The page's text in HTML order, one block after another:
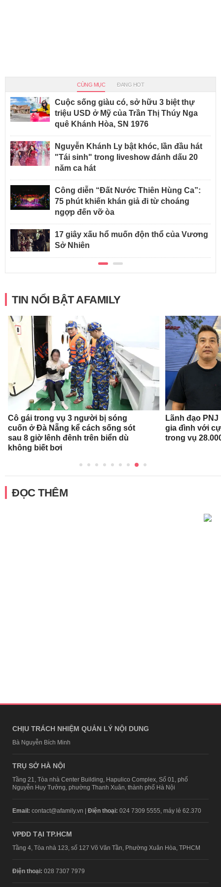
CÙNG MỤC ĐANG HOT
Cuộc sống giàu có, sở hữu 3 biệt thự
triệu USD ở Mỹ của Trần Thị Thúy Nga
quê Khánh Hòa, SN 1976
Nguyễn Khánh Ly bật khóc, lần đầu hát
"Tái sinh" trong liveshow đánh dấu 20
năm ca hát
Công diễn “Đất Nước Thiên Hùng Ca”:
75 phút khiến khán giả đi từ choáng
ngợp đến vỡ òa
17 giây xấu hổ muốn độn thổ của Vương
Sở Nhiên
TIN NỔI BẬT AFAMILY
Cô gái trong vụ 3 người bị sóng
cuốn ở Đà Nẵng kể cách sống sót
sau 8 giờ lênh đênh trên biển dù
không biết bơi
Lãnh đạo
gia đình với
trong vụ
ĐỌC THÊM
CHỊU TRÁCH NHIỆM QUẢN LÝ NỘI DUNG
Bà Nguyễn Bích Minh
TRỤ SỞ HÀ NỘI
Tầng 21, Tòa nhà Center Building, Hapulico Complex, Số 01, phố
Nguyễn Huy Tưởng, phường Thanh Xuân, thành phố Hà Nội
Email: contact@afamily.vn | Điện thoại: 024 7309 5555, máy lẻ 62.370
VPĐD TẠI TP.HCM
Tầng 4, Tòa nhà 123, số 127 Võ Văn Tần, Phường Xuân Hòa, TPHCM
Điện thoại: 028 7307 7979